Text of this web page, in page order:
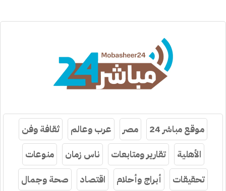
موقع مباشر 24 مصر عرب وعالم
ثقافة وفن
الأهلية
تقارير ومتابعات ناس زمان
منوعات
تحقيقات
أبراج وأحلام اقتصاد صحة وجمال